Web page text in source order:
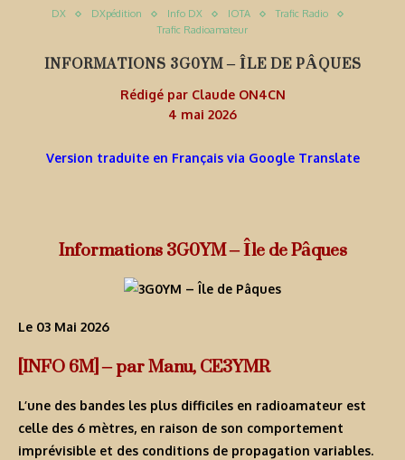
DX DXpédition Info DX IOTA
Trafic Radio
Trafic Radioamateur
INFORMATIONS 3G0YM – ÎLE DE PÂQUES
Rédigé par Claude ON4CN
4 mai 2026
Version traduite en Français via Google Translate
Informations 3G0YM – Île de Pâques
Le 03 Mai 2026
[INFO 6M] – par Manu, CE3YMR
L’une des bandes les plus difficiles en radioamateur est
celle des 6 mètres, en raison de son comportement
imprévisible et des conditions de propagation variables.